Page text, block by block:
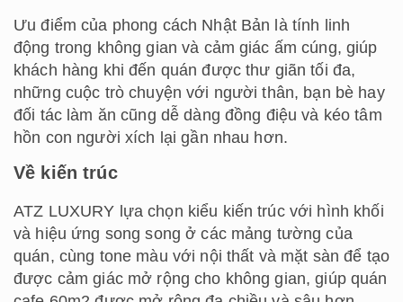
Ưu điểm của phong cách Nhật Bản là tính linh
động trong không gian và cảm giác ấm cúng, giúp
khách hàng khi đến quán được thư giãn tối đa,
những cuộc trò chuyện với người thân, bạn bè hay
đối tác làm ăn cũng dễ dàng đồng điệu và kéo tâm
hồn con người xích lại gần nhau hơn.
Về kiến trúc
ATZ LUXURY lựa chọn kiểu kiến trúc với hình khối
và hiệu ứng song song ở các mảng tường của
quán, cùng tone màu với nội thất và mặt sàn để tạo
được cảm giác mở rộng cho không gian, giúp quán